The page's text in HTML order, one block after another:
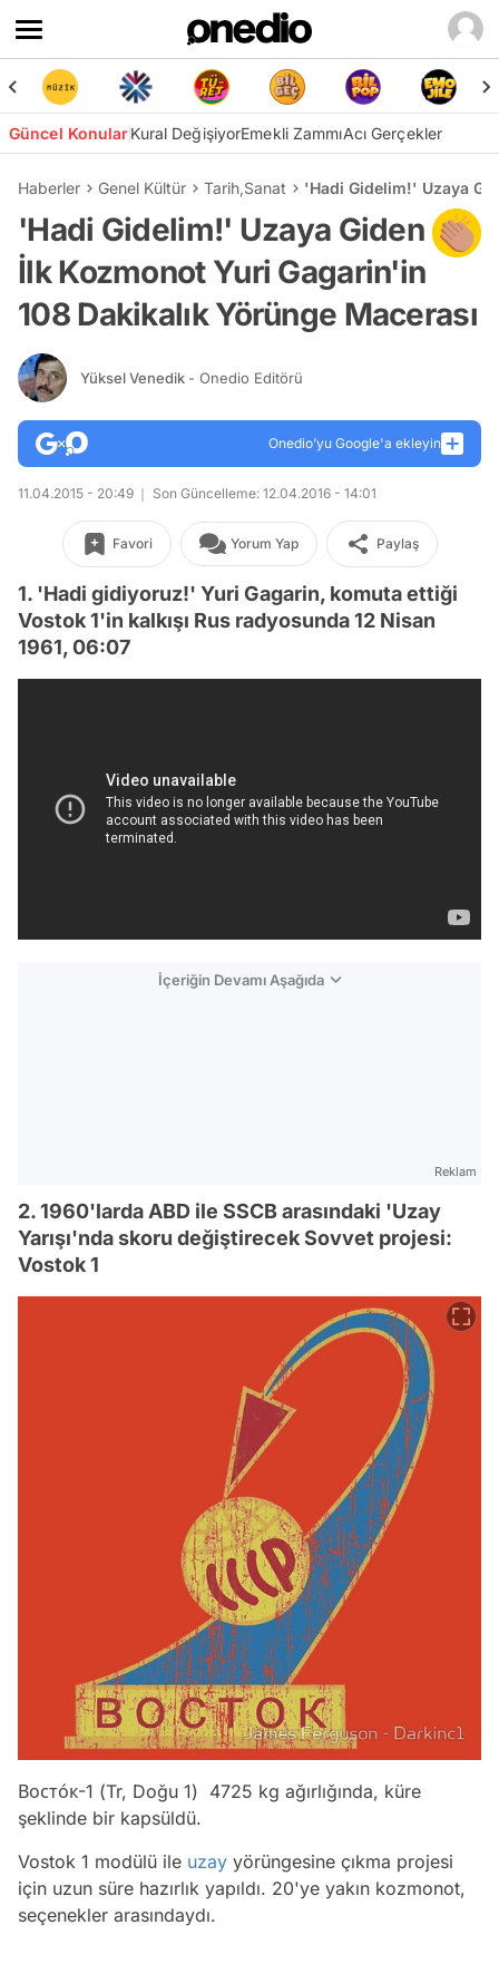
Güncel KonularKural DeğişiyorEmekli ZammıAcı Gerçekler
Haberler Genel Kültür Tarih,Sanat 'Hadi Gidelim!' Uzaya
'Hadi Gidelim!' Uzaya Giden
İlk Kozmonot Yuri Gagarin'in
108 Dakikalık Yörünge Macerası
Yüksel Venedik - Onedio Editörü
Onedio’yu Google'a ekleyin
11.04.2015 - 20:49 Son Güncelleme: 12.04.2016 - 14:01
Favori Yorum Yap Paylaş
1. 'Hadi gidiyoruz!' Yuri Gagarin, komuta ettiği
Vostok 1'in kalkışı Rus radyosunda 12 Nisan
1961, 06:07
İçeriğin Devamı Aşağıda
Reklam
2. 1960'larda ABD ile SSCB arasındaki 'Uzay
Yarışı'nda skoru değiştirecek Sovvet projesi:
Vostok 1
Восто́к-1 (Tr, Doğu 1) 4725 kg ağırlığında, küre
şeklinde bir kapsüldü.
Vostok 1 modülü ile uzay yörüngesine çıkma projesi
için uzun süre hazırlık yapıldı. 20'ye yakın kozmonot,
seçenekler arasındaydı.